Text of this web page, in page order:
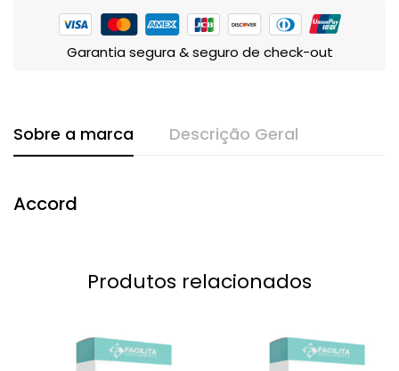
Garantia segura & seguro de check-out
Sobre a marca Descrição Geral
Accord
Produtos relacionados